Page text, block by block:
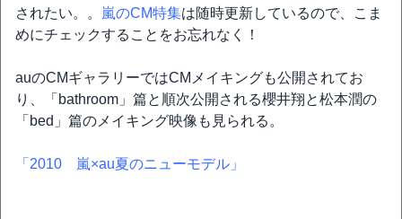
されたい。。
嵐のCM特集は随時更新しているので、こま
めにチェックすることをお忘れなく！
auのCMギャラリーではCMメイキングも公開されてお
り、「bathroom」篇と順次公開される櫻井翔と松本潤の
「bed」篇のメイキング映像も見られる。
「2010 嵐×au夏のニューモデル」